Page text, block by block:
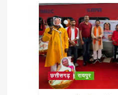
छत्तीसगढ़ रायपुर